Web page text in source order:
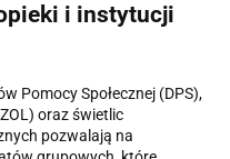
i instytucji
Pomocy Społecznej (DPS),
oraz świetlic
pozwalają na